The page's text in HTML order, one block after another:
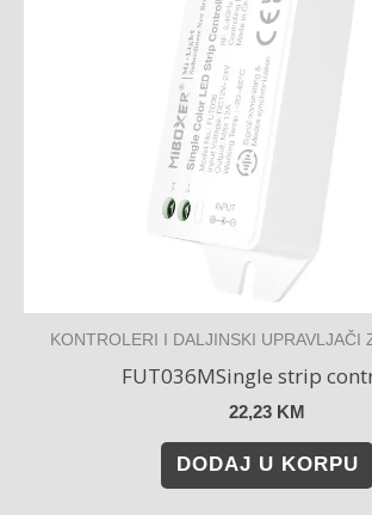
KONTROLERI I DALJINSKI UPRAVLJAČI
FUT036MSingle strip
22,23 KM
DODAJ U KORPU